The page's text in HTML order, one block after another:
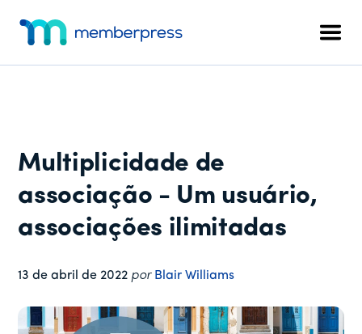
para
conteúdo
para
barra
para
rodapé
adicional
completo
para
WordPress
Multiplicidade de
associação - Um usuário,
associações ilimitadas
13 de abril de 2022 por Blair Williams